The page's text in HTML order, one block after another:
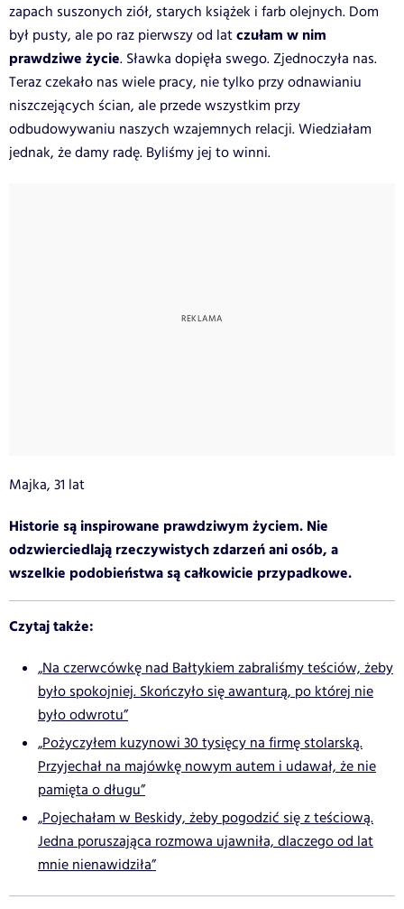
zapach suszonych ziół, starych książek i farb olejnych. Dom
był pusty, ale po raz pierwszy od latczułam w nim
prawdziwe życie. Sławka dopięła swego. Zjednoczyła nas.
Teraz czekało nas wiele pracy, nie tylko przy odnawianiu
niszczejących ścian, ale przede wszystkim przy
odbudowywaniu naszych wzajemnych relacji. Wiedziałam
jednak, że damy radę. Byliśmy jej to winni.
Majka, 31 lat
Historie są inspirowane prawdziwym życiem. Nie
odzwierciedlają rzeczywistych zdarzeń ani osób, a
wszelkie podobieństwa są całkowicie przypadkowe.
Czytaj także:
„Na czerwcówkę nad Bałtykiem zabraliśmy teściów, żeby
było spokojniej. Skończyło się awanturą, po której nie
było odwrotu”
„Pożyczyłem kuzynowi 30 tysięcy na firmę stolarską.
Przyjechał na majówkę nowym autem i udawał, że nie
pamięta o długu”
„Pojechałam w Beskidy, żeby pogodzić się z teściową.
Jedna poruszająca rozmowa ujawniła, dlaczego od lat
mnie nienawidziła”